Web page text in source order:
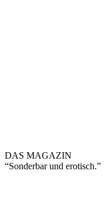
DAS MAGAZIN
“Sonderbar und erotisch.”